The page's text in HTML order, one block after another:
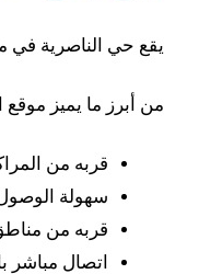
يقع حي الناصرية في
من أبرز ما يميز موقع
قربه من
سهولة
قربه من
اتصال مباشر